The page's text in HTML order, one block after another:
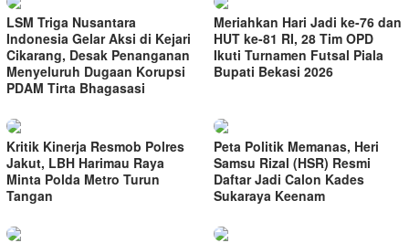
LSM Triga Nusantara
Indonesia Gelar Aksi di Kejari
Cikarang, Desak Penanganan
Menyeluruh Dugaan Korupsi
PDAM Tirta Bhagasasi
Meriahkan Hari Jadi ke-76 dan
HUT ke-81 RI, 28 Tim OPD
Ikuti Turnamen Futsal Piala
Bupati Bekasi 2026
Kritik Kinerja Resmob Polres
Jakut, LBH Harimau Raya
Minta Polda Metro Turun
Tangan
Peta Politik Memanas, Heri
Samsu Rizal (HSR) Resmi
Daftar Jadi Calon Kades
Sukaraya Keenam